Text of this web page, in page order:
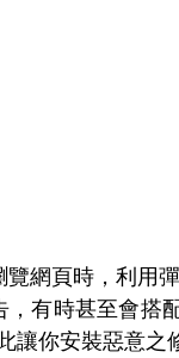
網頁時，利用
有時甚至會搭
讓你安裝惡意之